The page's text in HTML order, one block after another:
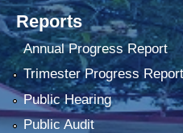
Reports
Annual Progress Report
Trimester Progress Report
Public Hearing
Public Audit